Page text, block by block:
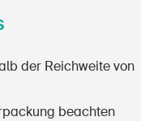
der Reichweite von
beachten